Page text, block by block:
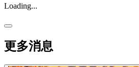
Loading...
更多消息